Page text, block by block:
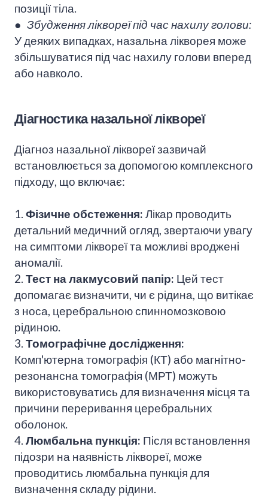
позиції тіла.
● Збудження ліквореї під час нахилу голови:
У деяких випадках, назальна лікворея може
збільшуватися під час нахилу голови вперед
або навколо.
Діагностика назальної ліквореї
Діагноз назальної ліквореї зазвичай
встановлюється за допомогою комплексного
підходу, що включає:
1. Фізичне обстеження: Лікар проводить
детальний медичний огляд, звертаючи увагу
на симптоми ліквореї та можливі вроджені
аномалії.
2. Тест на лакмусовий папір: Цей тест
допомагає визначити, чи є рідина, що витікає
з носа, церебральною спинномозковою
рідиною.
3. Томографічне дослідження:
Комп'ютерна томографія (КТ) або магнітно-
резонансна томографія (МРТ) можуть
використовуватись для визначення місця та
причини переривання церебральних
оболонок.
4. Люмбальна пункція: Після встановлення
підозри на наявність ліквореї, може
проводитись люмбальна пункція для
визначення складу рідини.